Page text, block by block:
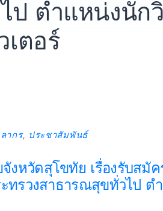
ป ตำแหน่งนัก
ตอร์
ากร, ประชาสัมพันธ์
งหวัดสุโขทัย เรื่องรับสมั
ะทรวงสาธารณสุขทั่วไป ต